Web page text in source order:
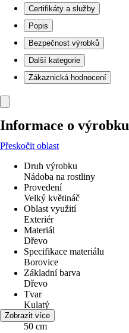
Certifikáty a služby
Popis
Bezpečnost výrobků
Další kategorie
Zákaznická hodnocení
Informace o výrobku
Přeskočit oblast
Druh výrobku
Nádoba na rostliny
Provedení
Velký květináč
Oblast využití
Exteriér
Materiál
Dřevo
Specifikace materiálu
Borovice
Základní barva
Dřevo
Tvar
Kulatý
Průměr
50 cm
Zobrazit více